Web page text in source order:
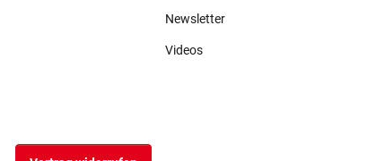
Newsletter
Videos